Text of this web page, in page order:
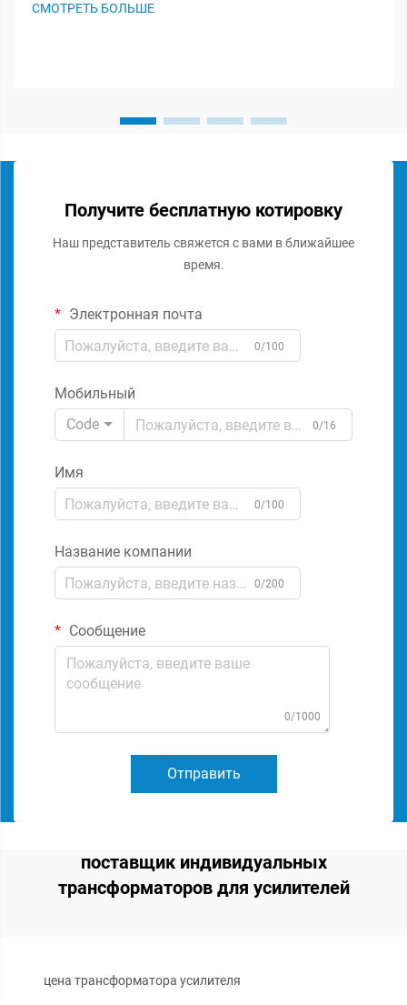
обеспечении оптимальной работы аудиосистемы. Эти
СМОТРЕТЬ БОЛЬШЕ
Получите бесплатную котировку
Наш представитель свяжется с вами в ближайшее
время.
Электронная почта
0/100
Мобильный
Code
0/16
Имя
0/100
Название компании
0/200
Сообщение
0/1000
Отправить
поставщик индивидуальных
трансформаторов для усилителей
цена трансформатора усилителя